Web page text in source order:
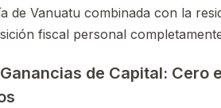
de Vanuatu combinada con la
fiscal personal
de Capital: Cero